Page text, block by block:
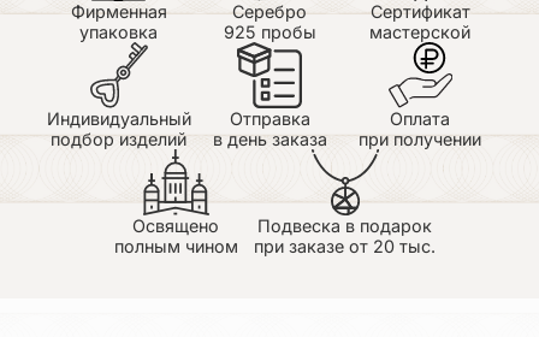
Фирменная
упаковка
Серебро
925 пробы
Сертификат
мастерской
Индивидуальный
подбор изделий
Отправка
в день заказа
Оплата
при получении
Освящено
полным чином
Подвеска в подарок
при заказе от 20 тыс.